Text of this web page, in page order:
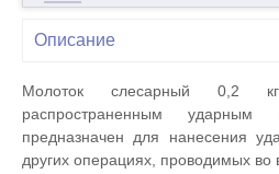
Описание
Молоток слесарный 0,2
распространенным ударным
предназначен для нанесения
других операциях, проводимых во